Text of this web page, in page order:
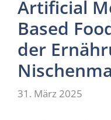
Artificial
Based
der
31. März 2025